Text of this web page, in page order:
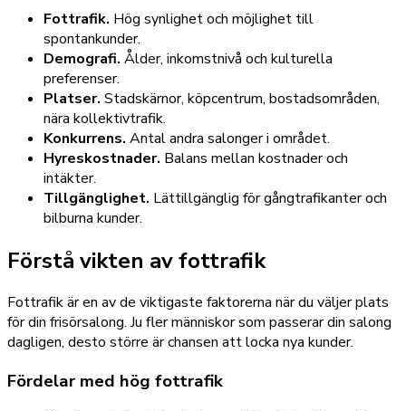
Fottrafik. Hög synlighet och möjlighet till
spontankunder.
Demografi. Ålder, inkomstnivå och kulturella
preferenser.
Platser. Stadskärnor, köpcentrum, bostadsområden,
nära kollektivtrafik.
Konkurrens. Antal andra salonger i området.
Hyreskostnader. Balans mellan kostnader och
intäkter.
Tillgänglighet. Lättillgänglig för gångtrafikanter och
bilburna kunder.
Förstå vikten av fottrafik
Fottrafik är en av de viktigaste faktorerna när du väljer plats
för din frisörsalong. Ju fler människor som passerar din salong
dagligen, desto större är chansen att locka nya kunder.
Fördelar med hög fottrafik